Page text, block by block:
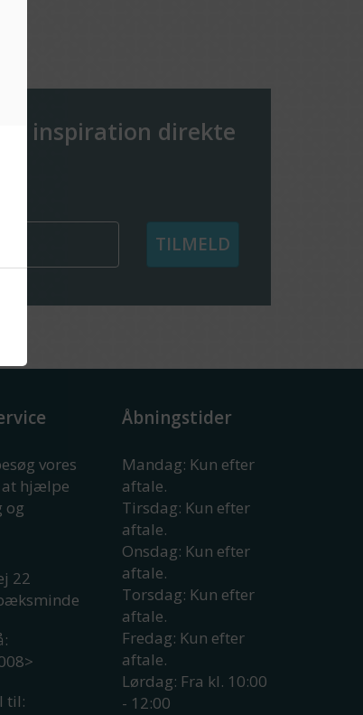
og inspiration direkte
TILMELD
vores
at hjælpe
og
22
>
til:
Åbningstider
Mandag: Kun efter
aftale.
Tirsdag: Kun efter
aftale.
Onsdag: Kun efter
aftale.
Torsdag: Kun efter
aftale.
Fredag: Kun efter
aftale.
Lørdag: Fra kl. 10:00
- 12:00